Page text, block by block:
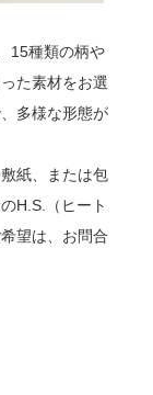
15種類の柄や
た素材をお選
多様な形態が
紙、または包
H.S.（ヒート
望は、お問合